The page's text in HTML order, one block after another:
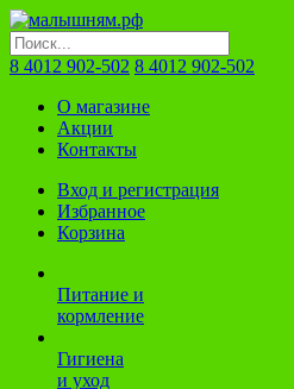
8 4012 902-502 8 4012 902-502
О магазине
Акции
Контакты
Вход и регистрация
Избранное
Корзина
Питание и
кормление
Гигиена
и уход